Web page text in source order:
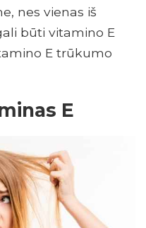
nes vienas iš
būti vitamino E
E trūkumo
E